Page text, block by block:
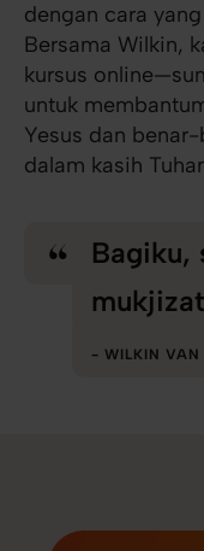
dengan cara
Bersama Wilkin,
kursus
untuk
Yesus dan
dalam kasih
Bagiku,
WILKIN VAN